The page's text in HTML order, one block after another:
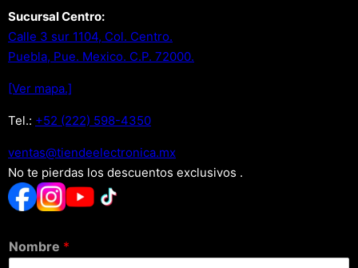
Sucursal Centro:
Calle 3 sur 1104, Col. Centro.
Puebla, Pue. Mexico. C.P. 72000.
[Ver mapa.]
Tel.: +52 (222) 598-4350
xm.acinortceleedneit@satnev
No te pierdas los descuentos exclusivos .
Nombre *